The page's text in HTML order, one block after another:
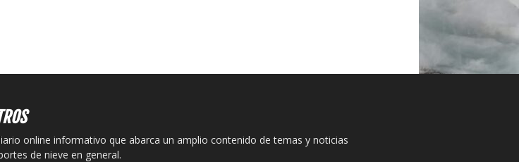
online informativo que abarca un amplio contenido de temas y noticias
de nieve en general.